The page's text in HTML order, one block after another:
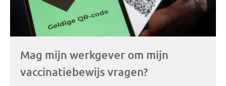
Mag mijn werkgever om mijn
vaccinatiebewijs vragen?